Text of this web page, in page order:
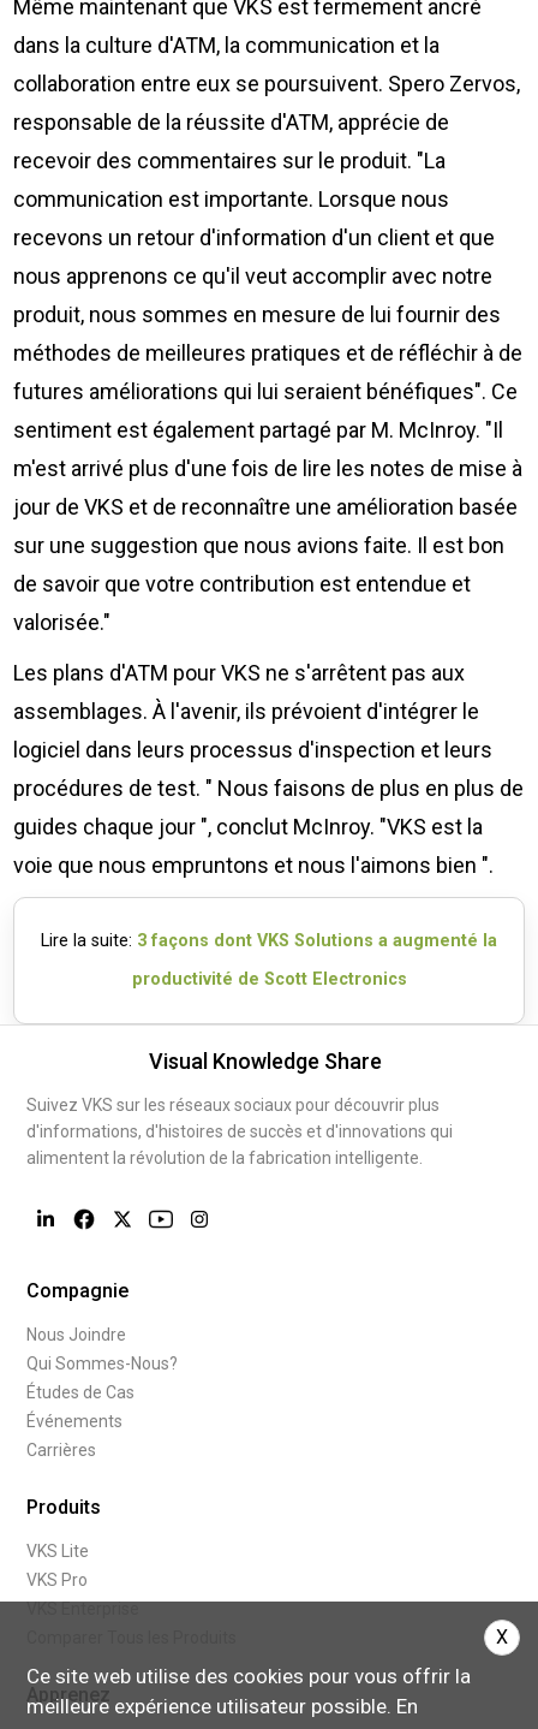
Même maintenant que VKS est fermement ancré
dans la culture d'ATM, la communication et la
collaboration entre eux se poursuivent. Spero Zervos,
responsable de la réussite d'ATM, apprécie de
recevoir des commentaires sur le produit. "La
communication est importante. Lorsque nous
recevons un retour d'information d'un client et que
nous apprenons ce qu'il veut accomplir avec notre
produit, nous sommes en mesure de lui fournir des
méthodes de meilleures pratiques et de réfléchir à de
futures améliorations qui lui seraient bénéfiques". Ce
sentiment est également partagé par M. McInroy. "Il
m'est arrivé plus d'une fois de lire les notes de mise à
jour de VKS et de reconnaître une amélioration basée
sur une suggestion que nous avions faite. Il est bon
de savoir que votre contribution est entendue et
valorisée."
Les plans d'ATM pour VKS ne s'arrêtent pas aux
assemblages. À l'avenir, ils prévoient d'intégrer le
logiciel dans leurs processus d'inspection et leurs
procédures de test. " Nous faisons de plus en plus de
guides chaque jour ", conclut McInroy. "VKS est la
voie que nous empruntons et nous l'aimons bien ".
Lire la suite: 3 façons dont VKS Solutions a augmenté la
productivité de Scott Electronics
Ce site web utilise des cookies pour vous offrir la
meilleure expérience utilisateur possible. En
X
Visual Knowledge Share
Suivez VKS sur les réseaux sociaux pour découvrir plus
d'informations, d'histoires de succès et d'innovations qui
alimentent la révolution de la fabrication intelligente.
Compagnie
Nous Joindre
Qui Sommes-Nous?
Études de Cas
Événements
Carrières
Produits
VKS Lite
VKS Pro
Apprenez